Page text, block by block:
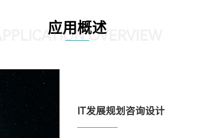
应用概述
APPLICATION OVERVIEW
IT发展规划咨询设计